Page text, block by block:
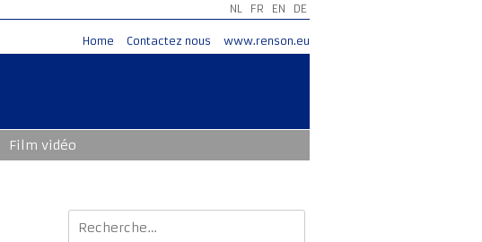
NL FR EN DE
Home Contactez nous www.renson.eu
Film vidéo
Rechercher :